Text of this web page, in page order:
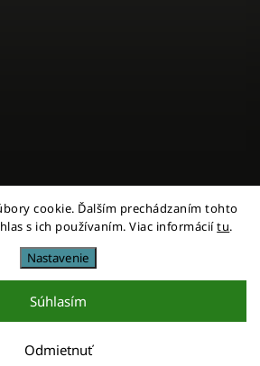
cookie. Ďalším prechádzaním tohto
s ich používaním. Viac informáciítu.
Nastavenie
Odmietnuť
Súhlasím
miestni. Všetky práva vyhradené.
nastavenie cookies